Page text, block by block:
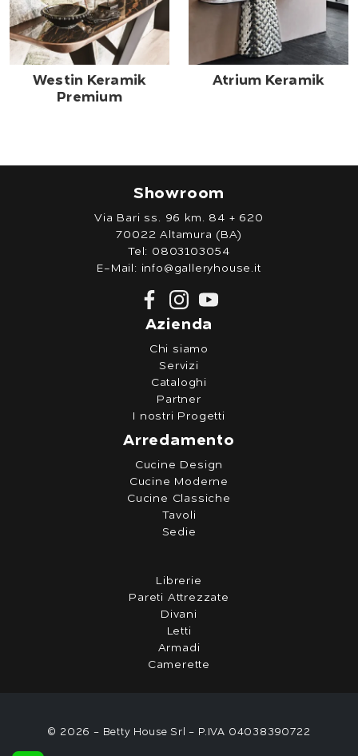
Westin Keramik
Premium
Atrium Keramik
Showroom
Via Bari ss. 96 km. 84 + 620
70022 Altamura (BA)
Tel: 0803103054
E-Mail: info@galleryhouse.it
Azienda
Chi siamo
Servizi
Cataloghi
Partner
I nostri Progetti
Arredamento
Cucine Design
Cucine Moderne
Cucine Classiche
Tavoli
Sedie
Librerie
Pareti Attrezzate
Divani
Letti
Armadi
Camerette
© 2026 - Betty House Srl - P.IVA 04038390722